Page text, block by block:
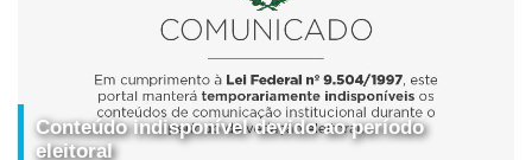
Conteúdo indisponível devido ao período
eleitoral